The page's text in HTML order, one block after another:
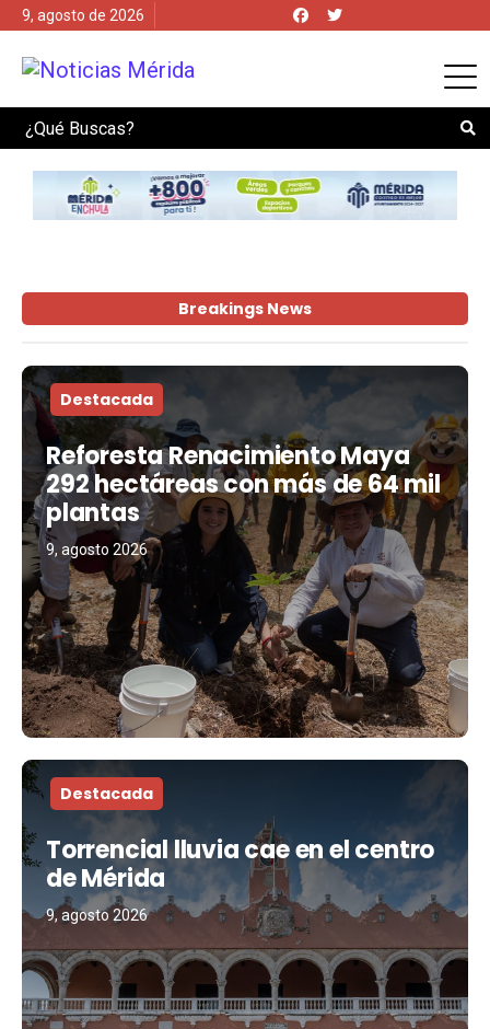
9, agosto de 2026
Search
Breakings News
Destacada
Reforesta Renacimiento Maya
292 hectáreas con más de 64 mil
plantas
9, agosto 2026
Destacada
Torrencial lluvia cae en el centro
de Mérida
9, agosto 2026